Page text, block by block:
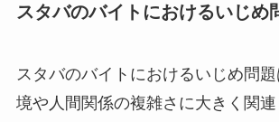
スタバのバイトにおけるいじめ
スタバのバイトにおけるいじめ問
境や人間関係の複雑さに大きく関連